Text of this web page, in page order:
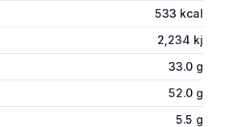
533 kcal
2,234 kj
33.0 g
52.0 g
5.5 g